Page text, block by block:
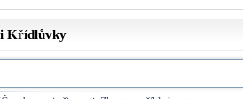
Křídlůvky